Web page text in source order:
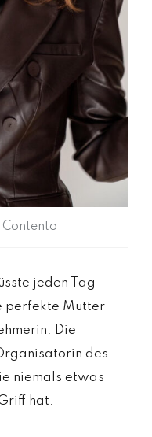
jeden Tag
perfekte Mutter
Die
des
niemals etwas
hat.